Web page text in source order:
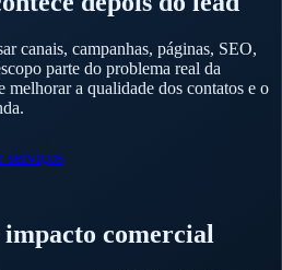
canais, campanhas, páginas, SEO,
parte do problema real da
melhorar a qualidade dos contatos e o
serviços
impacto comercial